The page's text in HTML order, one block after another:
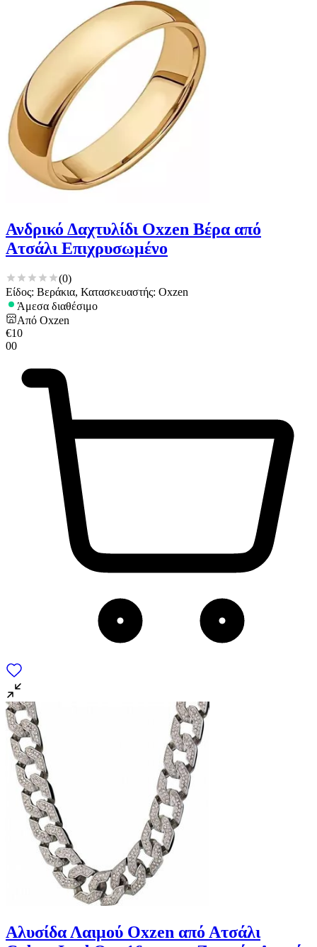
Ανδρικό Δαχτυλίδι Oxzen Βέρα από
Ατσάλι Επιχρυσωμένο
(0)
Είδος: Βεράκια, Κατασκευαστής: Oxzen
Άμεσα διαθέσιμο
Από Oxzen
€10
00
Αλυσίδα Λαιμού Oxzen από Ατσάλι